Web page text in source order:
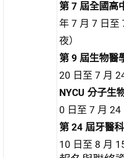
第 7 屆全國高
年 7 月 7 日至
夜）
第 9 屆生物醫
20 日至 7 月
NYCU 分子生
0 日至 7 月 24
第 24 屆牙醫
10 日至 8 月